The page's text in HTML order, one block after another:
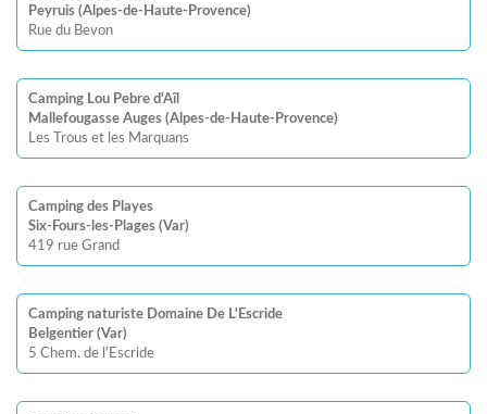
Peyruis (Alpes-de-Haute-Provence)
Rue du Bevon
Camping Lou Pebre d'Aîl
Mallefougasse Auges (Alpes-de-Haute-Provence)
Les Trous et les Marquans
Camping des Playes
Six-Fours-les-Plages (Var)
419 rue Grand
Camping naturiste Domaine De L'Escride
Belgentier (Var)
5 Chem. de l'Escride